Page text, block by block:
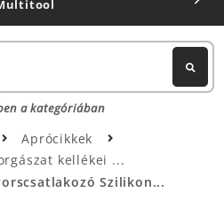
a kategóriában
Aprócikkek
kellékei
Szilikon...